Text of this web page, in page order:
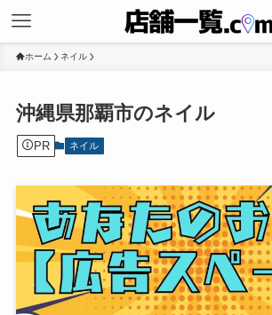
ホーム ネイル
沖縄県那覇市のネイル
PR ネイル